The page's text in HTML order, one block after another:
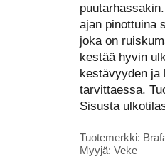
ajan pinottuina
joka on
kestää hyvin
kestävyyden ja
tarvittaessa.
Sisusta
Tuotemerkki:
Myyjä: Veke